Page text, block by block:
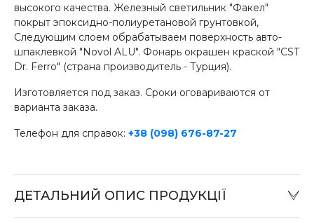
высокого качества. Железный светильник "Факел"
покрыт эпоксидно-полиуретановой грунтовкой,
Следующим слоем обрабатываем поверхность авто-
шпаклевкой "Novol ALU". Фонарь окрашен краской "CST
Dr. Ferro" (страна производитель - Турция).
Изготовляется под заказ. Сроки оговариваются от
варианта заказа.
Телефон для справок: +38 (098) 676-87-27
ДЕТАЛЬНИЙ ОПИС ПРОДУКЦІЇ